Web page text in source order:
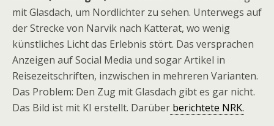
mit Glasdach, um Nordlichter zu sehen. Unterwegs auf
der Strecke von Narvik nach Katterat, wo wenig
künstliches Licht das Erlebnis stört. Das versprachen
Anzeigen auf Social Media und sogar Artikel in
Reisezeitschriften, inzwischen in mehreren Varianten.
Das Problem: Den Zug mit Glasdach gibt es gar nicht.
Das Bild ist mit KI erstellt. Darüber berichtete NRK.